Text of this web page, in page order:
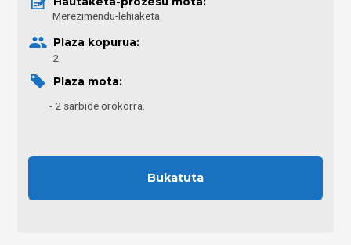
Merezimendu-lehiaketa.
Plaza kopurua:
2
Plaza mota:
2 sarbide orokorra.
Bukatuta